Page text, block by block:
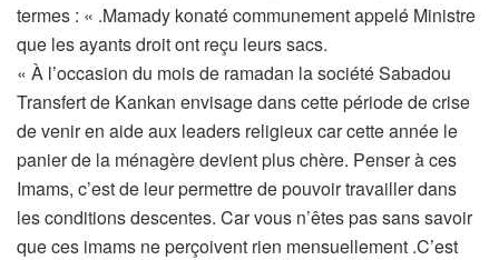
termes : « .Mamady konaté communement appelé Ministre
que les ayants droit ont reçu leurs sacs.
« À l’occasion du mois de ramadan la société Sabadou
Transfert de Kankan envisage dans cette période de crise
de venir en aide aux leaders religieux car cette année le
panier de la ménagère devient plus chère. Penser à ces
Imams, c’est de leur permettre de pouvoir travailler dans
les conditions descentes. Car vous n’êtes pas sans savoir
que ces imams ne perçoivent rien mensuellement .C’est